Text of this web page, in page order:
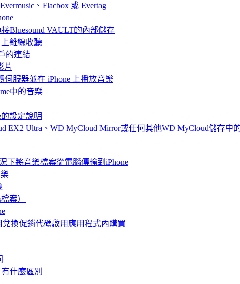
、Flacbox 或 Evertag
Bluesound VAULT的內部儲存
上離線收聽
的連結
片
伺服器並在 iPhone 上播放音樂
中的音樂
設定說明
EX2 Ultra、WD MyCloud Mirror或任何其他WD MyCloud儲存中
下將音樂檔案從電腦傳輸到iPhone
案）
換促銷代碼啟用應用程式內購買
有什麼區別